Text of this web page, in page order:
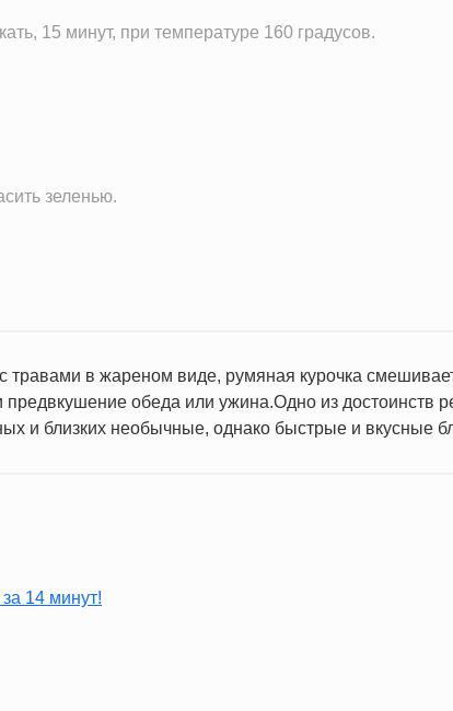
15 минут, при температуре 160 градусов.
зеленью.
с травами в жареном виде, румяная курочка
предвкушение обеда или ужина.Одно из достоинств
и близких необычные, однако быстрые и вкусные